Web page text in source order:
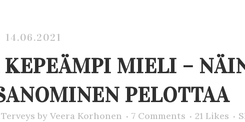
14.06.2021
KEPEÄMPI MIELI –
PELOTTAA
Terveys by Veera Korhonen 7 Comments 21 Likes